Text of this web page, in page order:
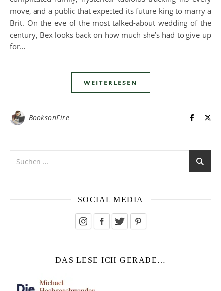
move, and a public that expected its future king to marry a
Brit. On the eve of the most talked-about wedding of the
century, Bex looks back on how much she’s had to give up
for…
WEITERLESEN
BooksonFire
SOCIAL MEDIA
DAS LESE ICH GERADE…